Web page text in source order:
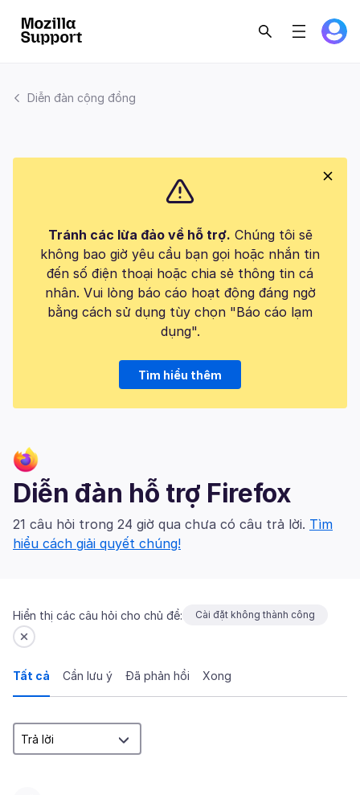
Diễn đàn cộng đồng
Tránh các lừa đảo về hỗ trợ. Chúng tôi sẽ
không bao giờ yêu cầu bạn gọi hoặc nhắn tin
đến số điện thoại hoặc chia sẻ thông tin cá
nhân. Vui lòng báo cáo hoạt động đáng ngờ
bằng cách sử dụng tùy chọn "Báo cáo lạm
dụng".
Tìm hiểu thêm
Diễn đàn hỗ trợ Firefox
21 câu hỏi trong 24 giờ qua chưa có câu trả lời. Tìm
hiểu cách giải quyết chúng!
Hiển thị các câu hỏi cho chủ đề: Cài đặt không thành công
Tất cả Cần lưu ý Đã phản hồi Xong